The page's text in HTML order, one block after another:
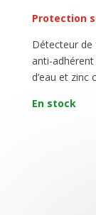
Protection
Détecteur
anti-
d’eau et zinc
En stock